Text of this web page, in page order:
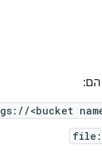
הם:
gs://<bucket